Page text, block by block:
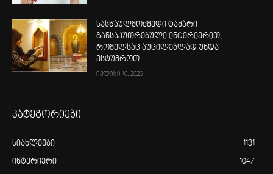
სასწაულმოქმედი ტაძარი
განსაკუთრებული ინტერიერით,
რომელსაც აუცილებლად უნდა
ესტუმროთ…
ივლისი 10, 2026
კატეგორიები
სიახლეები 1131
ინტერიერი 1047